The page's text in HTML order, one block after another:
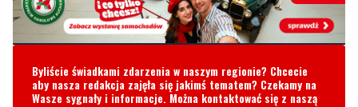
Byliście świadkami zdarzenia w naszym regionie? Chcecie
aby nasza redakcja zajęła się jakimś tematem? Czekamy na
Wasze sygnały i informacje. Można kontaktować się z naszą